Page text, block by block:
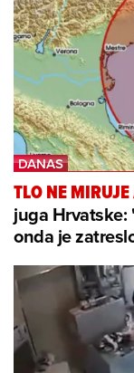
TLO NE MIRUJE
juga Hrvatske:
onda je